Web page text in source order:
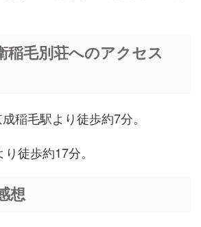
稲毛別荘へのアクセス
稲毛駅より徒歩約7分。
徒歩約17分。
想